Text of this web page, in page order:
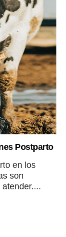
Postparto
en los
son